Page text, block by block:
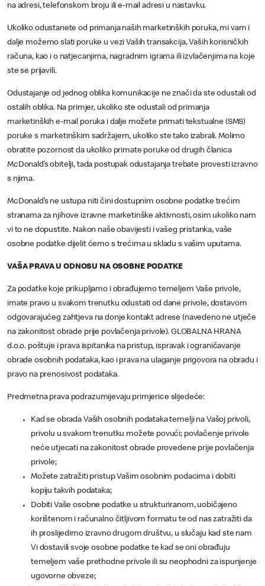
na adresi, telefonskom broju ili e-mail adresi u nastavku.
Ukoliko odustanete od primanja naših marketinških poruka, mi vam i
dalje možemo slati poruke u vezi Vaših transakcija, Vaših korisničkih
računa, kao i o natjecanjima, nagradnim igrama ili izvlačenjima na koje
ste se prijavili.
Odustajanje od jednog oblika komunikacije ne znači da ste odustali od
ostalih oblika. Na primjer, ukoliko ste odustali od primanja
marketinških e-mail poruka i dalje možete primati tekstualne (SMS)
poruke s marketinškim sadržajem, ukoliko ste tako izabrali. Molimo
obratite pozornost da ukoliko primate poruke od drugih članica
McDonald’s obitelji, tada postupak odustajanja trebate provesti izravno
s njima.
McDonald’s ne ustupa niti čini dostupnim osobne podatke trećim
stranama za njihove izravne marketinške aktivnosti, osim ukoliko nam
vi to ne dopustite. Nakon naše obavijesti i vašeg pristanka, vaše
osobne podatke dijelit ćemo s trećima u skladu s vašim uputama.
VAŠA PRAVA U ODNOSU NA OSOBNE PODATKE
Za podatke koje prikupljamo i obrađujemo temeljem Vaše privole,
imate pravo u svakom trenutku odustati od dane privole, dostavom
odgovarajućeg zahtjeva na donje kontakt adrese (navedeno ne utječe
na zakonitost obrade prije povlačenja privole). GLOBALNA HRANA
d.o.o. poštuje i prava ispitanika na pristup, ispravak i ograničavanje
obrade osobnih podataka, kao i prava na ulaganje prigovora na obradu i
pravo na prenosivost podataka.
Predmetna prava podrazumijevaju primjerice slijedeće:
Kad se obrada Vaših osobnih podataka temelji na Vašoj privoli,
privolu u svakom trenutku možete povući; povlačenje privole
neće utjecati na zakonitost obrade provedene prije povlačenja
privole;
Možete zatražiti pristup Vašim osobnim podacima i dobiti
kopiju takvih podataka;
Dobiti Vaše osobne podatke u strukturiranom, uobičajeno
korištenom i računalno čitljivom formatu te od nas zatražiti da
ih proslijedimo izravno drugom društvu, u slučaju kad ste nam
Vi dostavili svoje osobne podatke te kad se oni obrađuju
temeljem vaše prethodne privole ili su neophodni za ispunjenje
ugovorne obveze;